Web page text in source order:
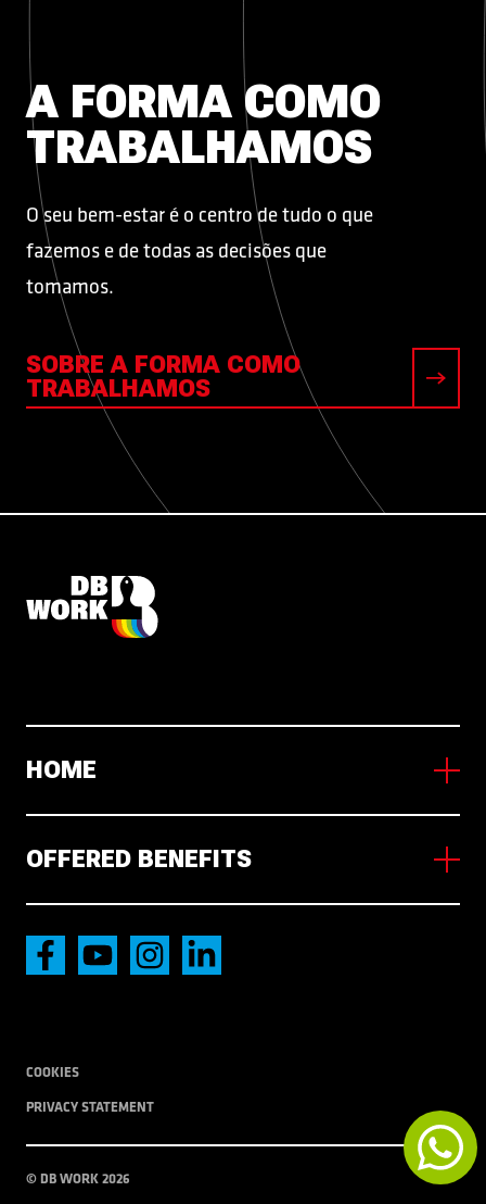
A FORMA COMO
TRABALHAMOS
O seu bem-estar é o centro de tudo o que
fazemos e de todas as decisões que
tomamos.
SOBRE A FORMA COMO
TRABALHAMOS
HOME
About us
Working in NL
OFFERED BENEFITS
Vagas
Accommodation
© DB WORK 2026
COOKIES
PRIVACY STATEMENT